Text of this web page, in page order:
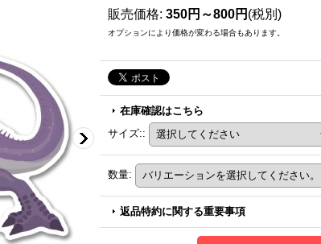
販売価格: 350円～800円 (税別)
オプションにより価格が変わる場合もあります。
在庫確認はこちら
サイズ::
数量:
返品特約に関する重要事項